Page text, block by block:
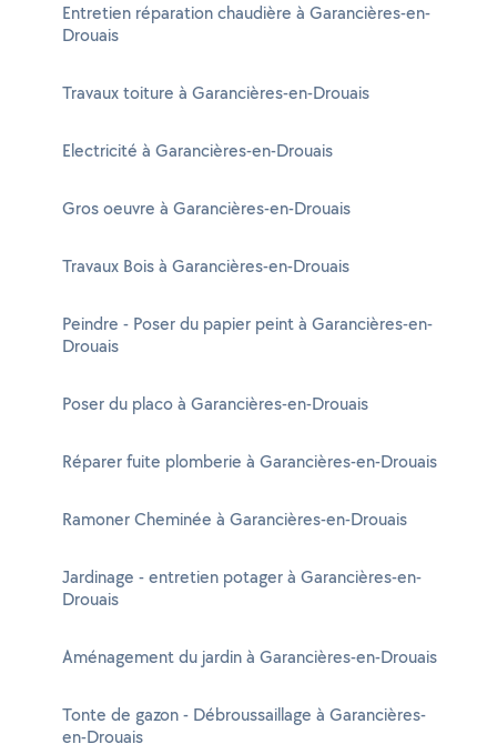
Entretien réparation chaudière à Garancières-en-
Drouais
Travaux toiture à Garancières-en-Drouais
Electricité à Garancières-en-Drouais
Gros oeuvre à Garancières-en-Drouais
Travaux Bois à Garancières-en-Drouais
Peindre - Poser du papier peint à Garancières-en-
Drouais
Poser du placo à Garancières-en-Drouais
Réparer fuite plomberie à Garancières-en-Drouais
Ramoner Cheminée à Garancières-en-Drouais
Jardinage - entretien potager à Garancières-en-
Drouais
Aménagement du jardin à Garancières-en-Drouais
Tonte de gazon - Débroussaillage à Garancières-
en-Drouais